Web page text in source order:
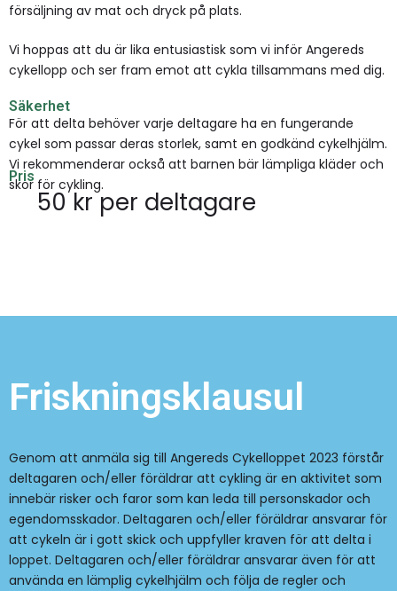
försäljning av mat och dryck på plats.
Vi hoppas att du är lika entusiastisk som vi inför Angereds
cykellopp och ser fram emot att cykla tillsammans med dig.
Säkerhet
För att delta behöver varje deltagare ha en fungerande
cykel som passar deras storlek, samt en godkänd cykelhjälm.
Vi rekommenderar också att barnen bär lämpliga kläder och
skor för cykling.
Pris
50 kr per deltagare
Friskningsklausul​
Genom att anmäla sig till Angereds Cykelloppet 2023 förstår
deltagaren och/eller föräldrar att cykling är en aktivitet som
innebär risker och faror som kan leda till personskador och
egendomsskador. Deltagaren och/eller föräldrar ansvarar för
att cykeln är i gott skick och uppfyller kraven för att delta i
loppet. Deltagaren och/eller föräldrar ansvarar även för att
använda en lämplig cykelhjälm och följa de regler och